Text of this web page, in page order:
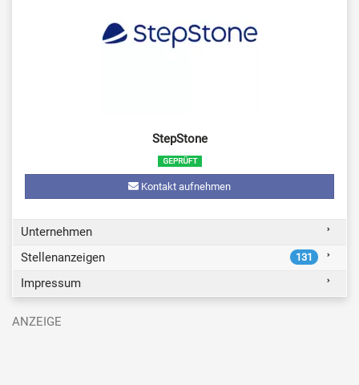
StepStone
Kontakt aufnehmen
Unternehmen
Stellenanzeigen
131
Impressum